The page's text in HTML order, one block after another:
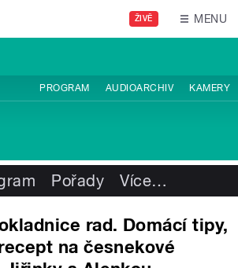
ŽIVĚ MENU
PROGRAM AUDIOARCHIV KAMERY
Pořady Více…
rad. Domácí tipy,
na česnekové